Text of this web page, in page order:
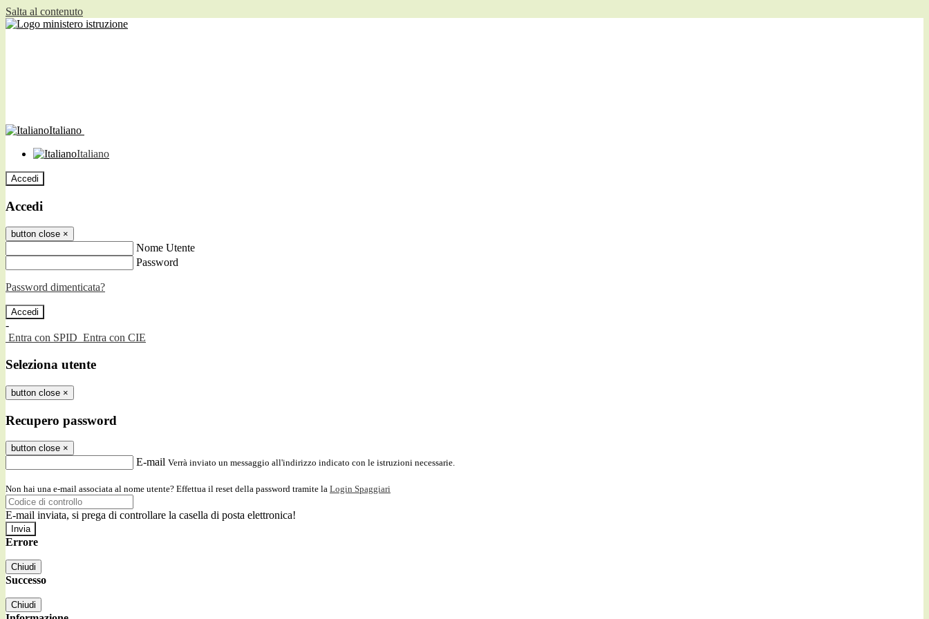
Salta al contenuto
Italiano
Italiano
Accedi
Accedi
button close ×
Nome Utente
Password
Password dimenticata?
-
Entra con SPID Entra con CIE
Seleziona utente
button close ×
Recupero password
button close ×
E-mail Verrà inviato un messaggio all'indirizzo indicato con le istruzioni necessarie.
Non hai una e-mail associata al nome utente? Effettua il reset della password tramite la Login Spaggiari
E-mail inviata, si prega di controllare la casella di posta elettronica!
Errore
Chiudi
Successo
Chiudi